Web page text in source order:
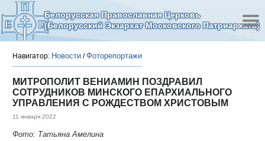
Белорусская Православная Церковь
(Белорусский Экзархат Московского Патриархата)
Навигатор: Новости /Фоторепортажи
МИТРОПОЛИТ ВЕНИАМИН ПОЗДРАВИЛ
СОТРУДНИКОВ МИНСКОГО ЕПАРХИАЛЬНОГО
УПРАВЛЕНИЯ С РОЖДЕСТВОМ ХРИСТОВЫМ
11 января 2022
Фото: Татьяна Амелина